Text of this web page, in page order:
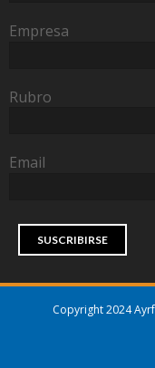
Empresa
Rubro
Email
Copyright 2024